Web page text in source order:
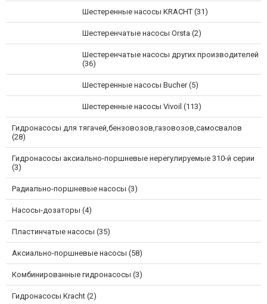
Шестеренные насосы KRACHT (31)
Шестеренчатые насосы Orsta (2)
Шестеренчатые насосы других производителей
(36)
Шестеренные насосы Bucher (5)
Шестеренные насосы Vivoil (113)
Гидронасосы для тягачей,бензовозов,газовозов,самосвалов
(28)
Гидронасосы аксиально-поршневые нерегулируемые 310-й серии
(3)
Радиально-поршневые насосы (3)
Насосы-дозаторы (4)
Пластинчатые насосы (35)
Аксиально-поршневые насосы (58)
Комбинированные гидронасосы (3)
Гидронасосы Kracht (2)